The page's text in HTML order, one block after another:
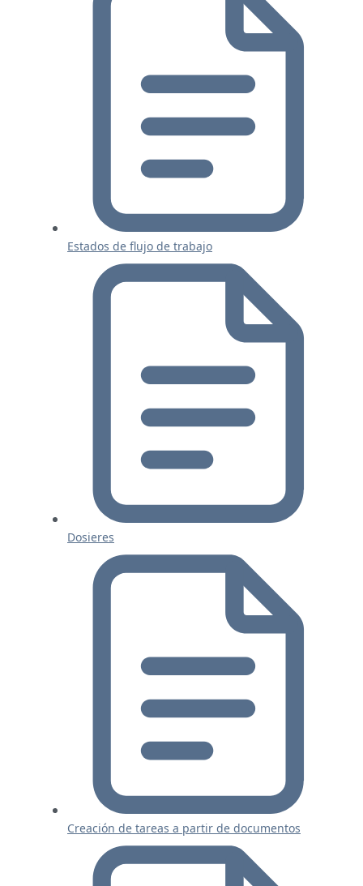
Estados de flujo de trabajo
Dosieres
Creación de tareas a partir de documentos